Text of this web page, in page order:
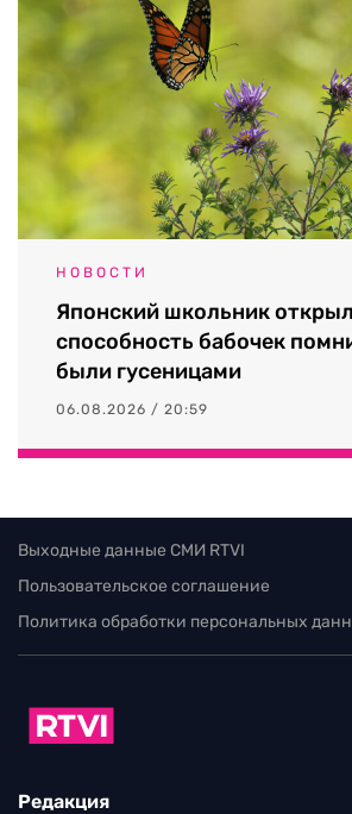
НОВОСТИ
Японский школьник открыл
способность бабочек
были гусеницами
06.08.2026 / 20:59
Выходные данные СМИ RTVI
Пользовательское соглашение
Политика обработки персональных
Редакция